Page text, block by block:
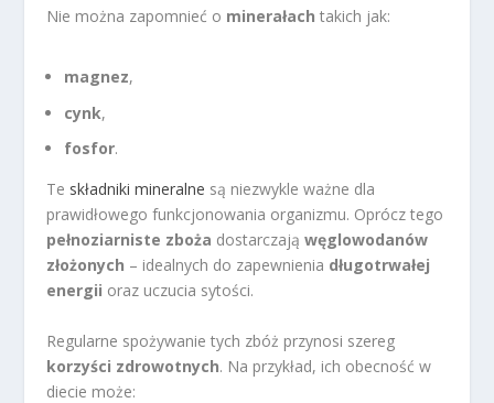
Nie można zapomnieć o minerałach takich jak:
magnez,
cynk,
fosfor.
Te składniki mineralne są niezwykle ważne dla
prawidłowego funkcjonowania organizmu. Oprócz tego
pełnoziarniste zboża dostarczająwęglowodanów
złożonych – idealnych do zapewnienia długotrwałej
energii oraz uczucia sytości.
Regularne spożywanie tych zbóż przynosi szereg
korzyści zdrowotnych. Na przykład, ich obecność w
diecie może: